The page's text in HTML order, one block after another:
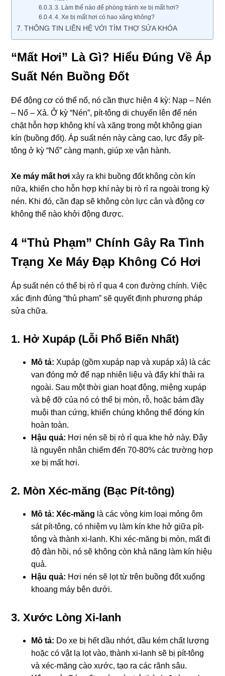
3. Làm thế nào để phòng tránh xe bị mất hơi?
4. Xe bị mất hơi có hao xăng không?
THÔNG TIN LIÊN HỆ VỚI TÌM THỢ SỬA KHÓA
“Mất Hơi” Là Gì? Hiểu Đúng Về Áp
Suất Nén Buồng Đốt
Để động cơ có thể nổ, nó cần thực hiện 4 kỳ: Nạp – Nén
– Nổ – Xả. Ở kỳ “Nén”, pít-tông di chuyển lên để nén
chặt hỗn hợp không khí và xăng trong một không gian
kín (buồng đốt). Áp suất nén này càng cao, lực đẩy pít-
tông ở kỳ “Nổ” càng mạnh, giúp xe vận hành.
Xe máy mất hơi xảy ra khi buồng đốt không còn kín
nữa, khiến cho hỗn hợp khí này bị rò rỉ ra ngoài trong kỳ
nén. Khi đó, cần đạp sẽ không còn lực cản và động cơ
không thể nào khởi động được.
4 “Thủ Phạm” Chính Gây Ra Tình
Trạng Xe Máy Đạp Không Có Hơi
Áp suất nén có thể bị rò rỉ qua 4 con đường chính. Việc
xác định đúng “thủ phạm” sẽ quyết định phương pháp
sửa chữa.
1. Hở Xupáp (Lỗi Phổ Biến Nhất)
Mô tả: Xupáp (gồm xupáp nạp và xupáp xả) là các
van đóng mở để nạp nhiên liệu và đẩy khí thải ra
ngoài. Sau một thời gian hoạt động, miệng xupáp
và bệ đỡ của nó có thể bị mòn, rỗ, hoặc bám đầy
muội than cứng, khiến chúng không thể đóng kín
hoàn toàn.
Hậu quả: Hơi nén sẽ bị rò rỉ qua khe hở này. Đây
là nguyên nhân chiếm đến 70-80% các trường hợp
xe bị mất hơi.
2. Mòn Xéc-măng (Bạc Pít-tông)
Mô tả: Xéc-măng là các vòng kim loại mỏng ôm
sát pít-tông, có nhiệm vụ làm kín khe hở giữa pít-
tông và thành xi-lanh. Khi xéc-măng bị mòn, mất đi
độ đàn hồi, nó sẽ không còn khả năng làm kín hiệu
quả.
Hậu quả: Hơi nén sẽ lọt từ trên buồng đốt xuống
khoang máy bên dưới.
3. Xước Lòng Xi-lanh
Mô tả: Do xe bị hết dầu nhớt, dầu kém chất lượng
hoặc có vật lạ lọt vào, thành xi-lanh sẽ bị pít-tông
và xéc-măng cào xước, tạo ra các rãnh sâu.